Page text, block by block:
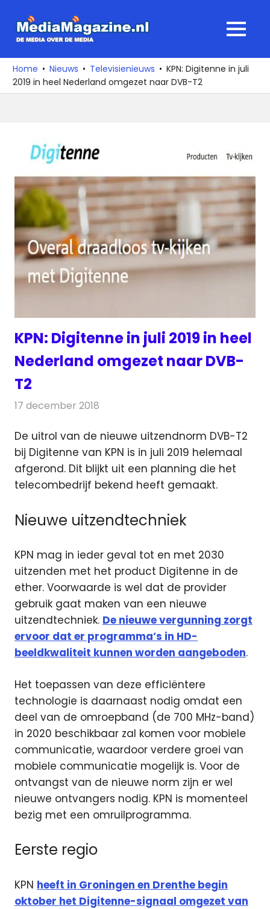
naar
media
over
de
MENU
Home Nieuws Televisienieuws
KPN: Digitenne in juli
2019 in heel Nederland omgezet naar DVB-T2
KPN: Digitenne in juli 2019 in heel
Nederland omgezet naar DVB-
T2
17 december 2018
De uitrol van de nieuwe uitzendnorm DVB-T2
bij Digitenne van KPN is in juli 2019 helemaal
afgerond. Dit blijkt uit een planning die het
telecombedrijf bekend heeft gemaakt.
Nieuwe uitzendtechniek
KPN mag in ieder geval tot en met 2030
uitzenden met het product Digitenne in de
ether. Voorwaarde is wel dat de provider
gebruik gaat maken van een nieuwe
uitzendtechniek. De nieuwe vergunning zorgt
ervoor dat er programma’s in HD-
beeldkwaliteit kunnen worden aangeboden.
Het toepassen van deze efficiëntere
technologie is daarnaast nodig omdat een
deel van de omroepband (de 700 MHz-band)
in 2020 beschikbaar zal komen voor mobiele
communicatie, waardoor verdere groei van
mobiele communicatie mogelijk is. Voor de
ontvangst van de nieuwe norm zijn er wel
nieuwe ontvangers nodig. KPN is momenteel
bezig met een omruilprogramma.
Eerste regio
KPN heeft in Groningen en Drenthe begin
oktober het Digitenne-signaal omgezet van